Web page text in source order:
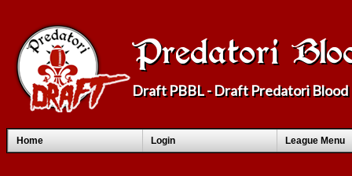
Predatori
Draft PBBL - Draft Predatori Blood
Home Login League Menu